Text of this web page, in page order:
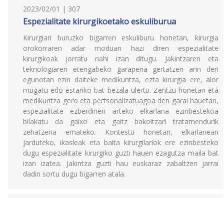
2023/02/01 | 307
Espezialitate kirurgikoetako eskuliburua
Kirurgiari buruzko bigarren eskuliburu honetan, kirurgia
orokorraren adar moduan hazi diren espezialitate
kirurgikoak jorratu nahi izan ditugu. Jakintzaren eta
teknologiaren etengabeko garapena gertatzen arin den
egunotan ezin daiteke medikuntza, ezta kirurgia ere, alor
mugatu edo estanko bat bezala ulertu. Zentzu honetan eta
medikuntza gero eta pertsonalizatuagoa den garai hauetan,
espezialitate ezberdinen arteko elkarlana ezinbestekoa
bilakatu da gaixo eta gaitz bakoitzari tratamendurik
zehatzena emateko. Kontestu honetan, elkarlanean
jarduteko, ikasleak eta baita kirurgilariok ere ezinbesteko
dugu espezialitate kirurgiko guzti hauen ezagutza maila bat
izan izatea. Jakintza guzti hau euskaraz zabaltzen jarrai
dadin sortu dugu bigarren atala.